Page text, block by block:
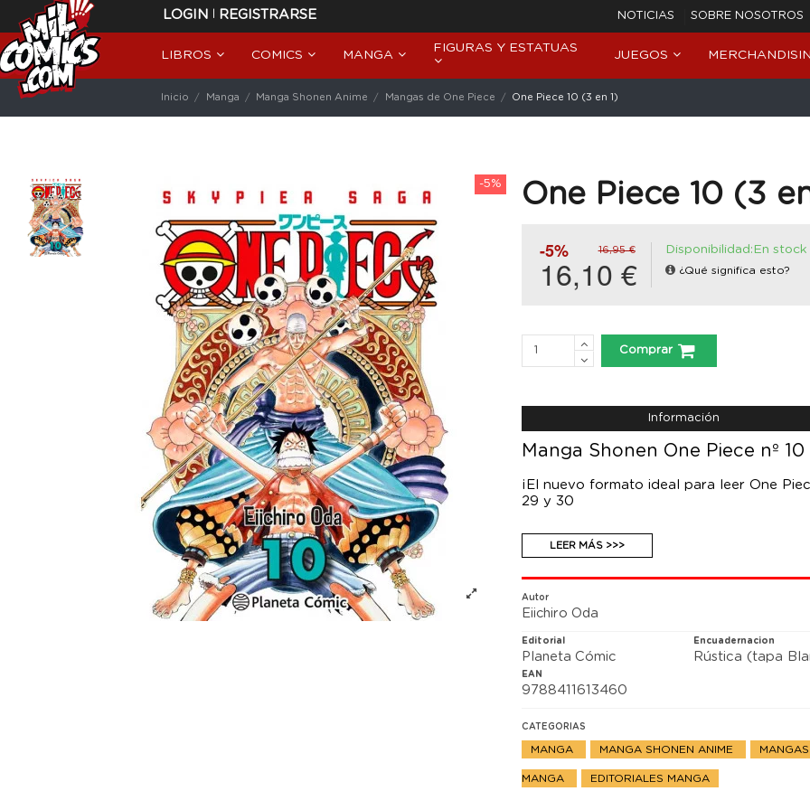
LOGIN | REGISTRARSE NOTICIAS SOBRE NOSOTROS
LIBROS COMICS MANGA
FIGURAS Y ESTATUAS
JUEGOS
Inicio Manga Manga Shonen Anime Mangas de One Piece One Piece 10 (3 en 1)
-5% One Piece 10 (3
-5% 16,95 €
16,10 €
Disponibilidad:En stock
¿Qué significa esto?
Comprar
Información
Manga Shonen One Piece nº 10
¡El nuevo formato ideal para leer One
29 y 30
Luffy y sus compañeros van a por el oro
una lucha entre Enel y sus secuaces, que
LEER MÁS >>>
Autor
Eiichiro Oda
Editorial
Planeta Cómic
Encuadernacion
Rústica (tapa
EAN
9788411613460
CATEGORIAS
MANGA MANGA SHONEN ANIME
MANGA EDITORIALES MANGA